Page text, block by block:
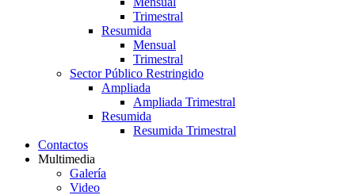
Trimestral
Resumida
Mensual
Trimestral
Sector Público Restringido
Ampliada
Ampliada Trimestral
Resumida
Resumida Trimestral
Contactos
Multimedia
Galería
Video